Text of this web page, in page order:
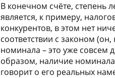
В конечном счёте, степень
является, к примеру,
конкурентов, в этом нет
соответствии с законом
номинала – это уже совсем
образом, наличие номинала
говорит о его реальных